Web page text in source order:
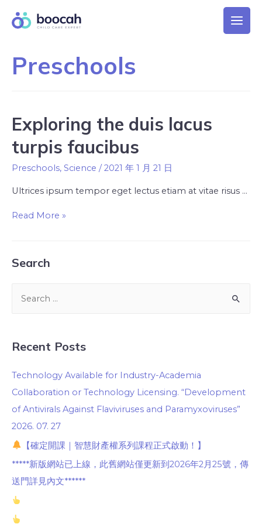
Preschools
Exploring the duis lacus
turpis faucibus
Preschools, Science /2021 年 1 月 21 日
Ultrices ipsum tempor eget lectus etiam at vitae risus …
Read More »
Search
Recent Posts
Technology Available for Industry-Academia
Collaboration or Technology Licensing. “Development
of Antivirals Against Flaviviruses and Paramyxoviruses”
2026. 07. 27
【確定開課｜智慧財產權系列課程正式啟動！】
*****新版網站已上線，此舊網站僅更新到2026年2月25號，傳
送門詳見內文******